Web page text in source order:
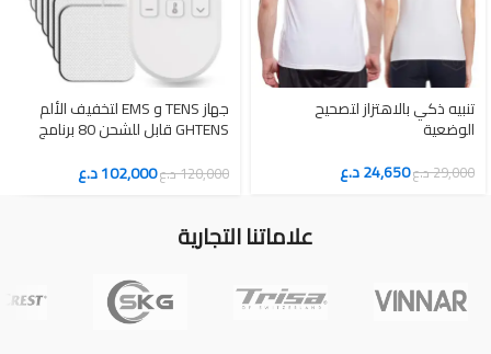
تنبيه ذكي بالاهتزاز لتصحيح
الوضعية
29,000د.ع24,650د.ع
جهاز TENS و EMS لتخفيف الألم
GHTENS قابل للشحن 80 برنامج
120,000د.ع102,000د.ع
علاماتنا التجارية